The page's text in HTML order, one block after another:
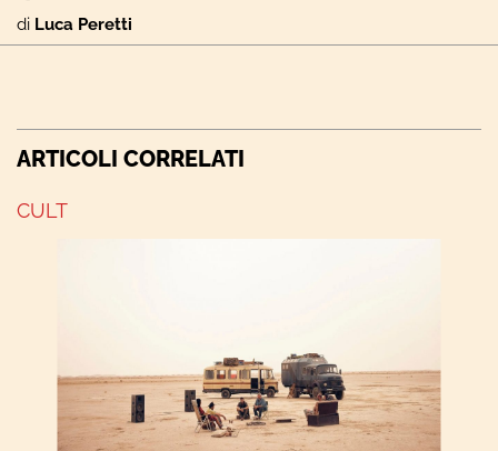
di Luca Peretti
ARTICOLI CORRELATI
CULT